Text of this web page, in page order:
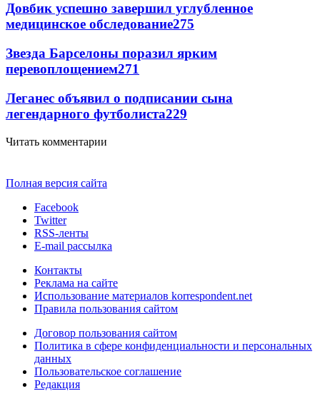
Довбик успешно завершил углубленное
медицинское обследование275
Звезда Барселоны поразил ярким
перевоплощением271
Леганес объявил о подписании сына
легендарного футболиста229
Читать комментарии
Полная версия сайта
Facebook
Twitter
RSS-ленты
E-mail рассылка
Контакты
Реклама на сайте
Использование материалов korrespondent.net
Правила пользования сайтом
Договор пользования сайтом
Политика в сфере конфиденциальности и персональных
данных
Пользовательское соглашение
Редакция